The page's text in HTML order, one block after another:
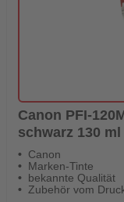
Canon PFI-
schwarz 130 ml
Canon
Marken-Tinte
bekannte Qualität
Zubehör vom